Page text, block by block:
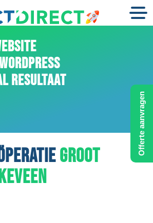
RESULTAAT
GROOT
Offerte aanvragen